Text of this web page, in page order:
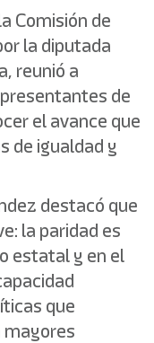
Comisión de
la diputada
reunió a
de
el avance que
de igualdad y
destacó que
la paridad es
estatal y en el
que
mayores